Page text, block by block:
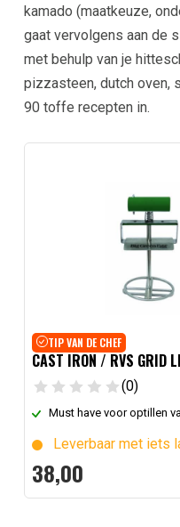
kamado (maatkeuze,
gaat vervolgens aan de
met behulp van je
pizzasteen, dutch oven,
90 toffe recepten in.
TIP VAN DE CHEF
CAST IRON / RVS GRID
(0)
Must have voor optillen
Leverbaar met iets
38,00